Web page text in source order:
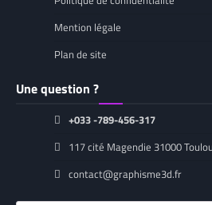
Mention légale
Plan de site
Une question ?
+033 -789-456-317
117 cité Magendie 31000
contact@graphisme3d.fr